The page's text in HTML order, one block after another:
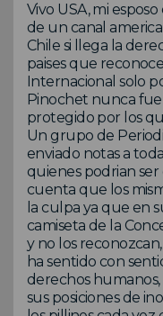
Vivo USA, mi
de un canal
Chile si llega la
paises que
Internacional solo
Pinochet nunca
protegido por los
Un grupo de
enviado notas a
quienes podrian
cuenta que los
la culpa ya que en
camiseta de la
y no los
ha sentido con
derechos
sus posiciones de